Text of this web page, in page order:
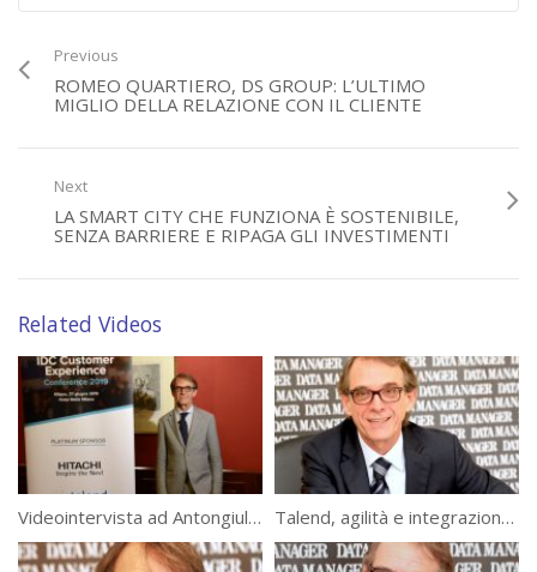
tutte le business unit nel più breve tempo possibile, senza aspettare
una crescita indiscriminata dei costi. L’unico modello in grado di
coniugare velocità, affidabilità, self-service e governance è quello di
tenere sotto controllo i dati, soprattutto in modalità cloud.
Error loading player: No playable sources found
Previous
ROMEO QUARTIERO, DS GROUP: L’ULTIMO
MIGLIO DELLA RELAZIONE CON IL CLIENTE
Next
LA SMART CITY CHE FUNZIONA È SOSTENIBILE,
SENZA BARRIERE E RIPAGA GLI INVESTIMENTI
Related Videos
Videointervista ad Antongiulio Donà, Vice President Sales Italy, Talend Talend, agilità e integrazione a 360 gradi